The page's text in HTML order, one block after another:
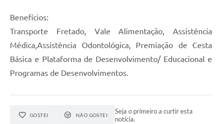
Benefícios:
Transporte Fretado, Vale Alimentação, Assistência
Médica,Assistência Odontológica, Premiação de Cesta
Básica e Plataforma de Desenvolvimento/ Educacional e
Programas de Desenvolvimentos.
GOSTEI NÃO GOSTEI
Seja o primeiro a curtir esta
notícia.